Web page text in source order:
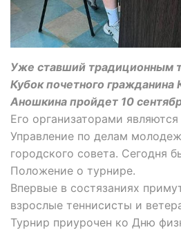
Уже ставший традиционным
Кубок почетного
Аношкина пройдет 10
Его организаторами
Управление по делам
городского совета. Сегодня
Положение о турнире.
Впервые в состязаниях
взрослые теннисисты и
Турнир приурочен ко Дню